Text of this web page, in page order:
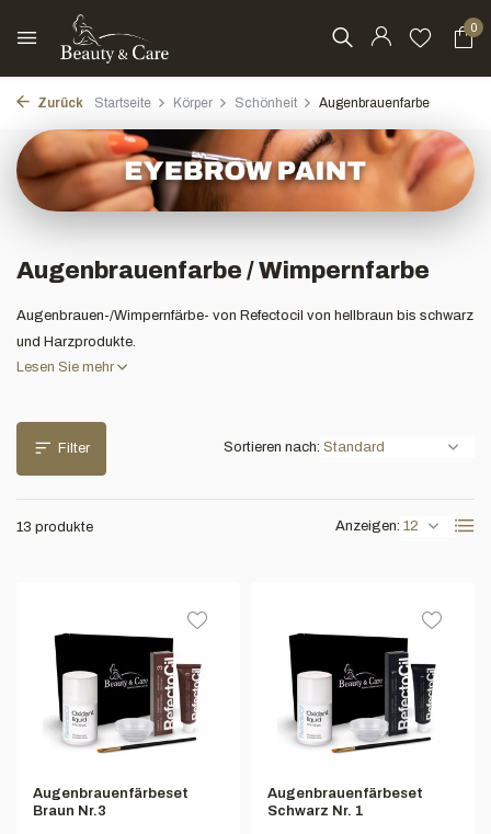
0
Zurück Startseite Körper Schönheit Augenbrauenfarbe
Augenbrauenfarbe / Wimpernfarbe
Augenbrauen-/Wimpernfärbe- von Refectocil von hellbraun bis schwarz
und Harzprodukte.
Lesen Sie mehr
Filter
13 produkte Anzeigen:
Sortieren nach:
Augenbrauenfärbeset
Braun Nr.3
Augenbrauenfärbeset
Schwarz Nr. 1